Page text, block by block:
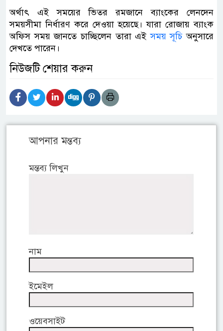
অর্থাৎ এই সময়ের ভিতর রমজানে ব্যাংকের লেনদেন
সময়সীমা নির্ধারণ করে দেওয়া হয়েছে। যারা রোজায় ব্যাংক
অফিস সময় জানতে চাচ্ছিলেন তারা এইসময় সূচিঅনুসারে
দেখতে পারেন।
নিউজটি শেয়ার করুন
আপনার মন্তব্য
মন্তব্য লিখুন
নাম
ইমেইল
ওয়েবসাইট